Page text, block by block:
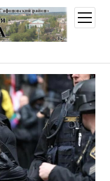
меню